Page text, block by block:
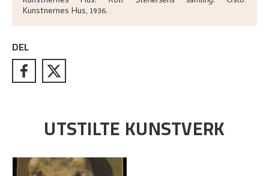
Kunstnernes Hus, 1936.
DEL
UTSTILTE KUNSTVERK